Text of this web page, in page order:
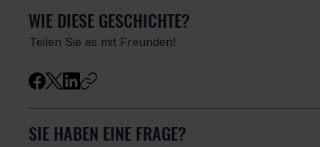
WIE DIESE GESCHICHTE?
Teilen Sie es mit Freunden!
SIE HABEN EINE FRAGE?